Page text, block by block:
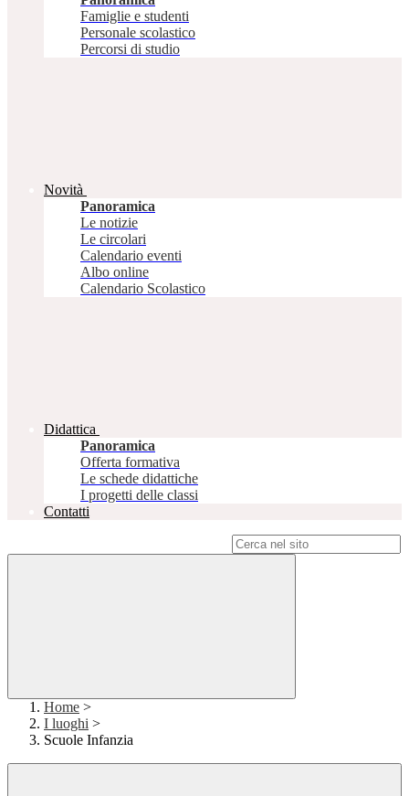
Famiglie e studenti
Personale scolastico
Percorsi di studio
Novità
Panoramica
Le notizie
Le circolari
Calendario eventi
Albo online
Calendario Scolastico
Didattica
Panoramica
Offerta formativa
Le schede didattiche
I progetti delle classi
Contatti
Home >
I luoghi >
Scuole Infanzia